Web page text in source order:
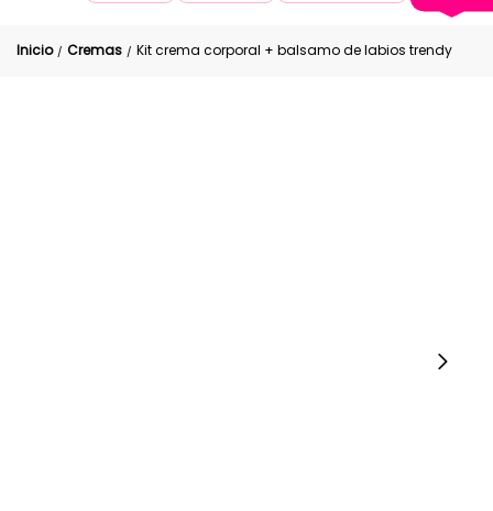
Inicio / Cremas / Kit crema corporal + balsamo de labios trendy